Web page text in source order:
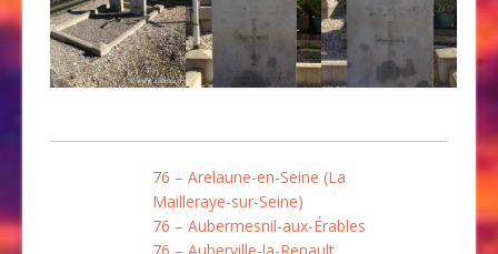
76 – Arelaune-en-Seine (La
Mailleraye-sur-Seine)
76 – Aubermesnil-aux-Érables
76 – Auberville-la-Renault